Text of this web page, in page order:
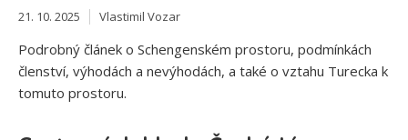
21. 10. 2025 Vlastimil Vozar
Podrobný článek o Schengenském prostoru, podmínkách
členství, výhodách a nevýhodách, a také o vztahu Turecka k
tomuto prostoru.